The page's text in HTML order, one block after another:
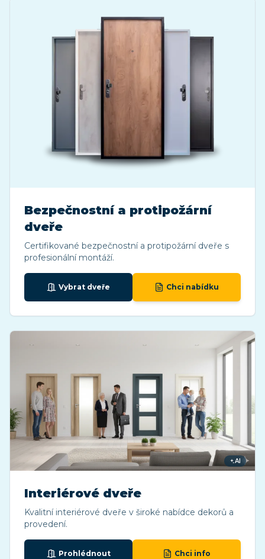
AI
Bezpečnostní a protipožární
dveře
Certifikované bezpečnostní a protipožární dveře s
profesionální montáží.
Vybrat dveře Chci nabídku
Interiérové dveře
Kvalitní interiérové dveře v široké nabídce dekorů a
provedení.
Prohlédnout Chci info